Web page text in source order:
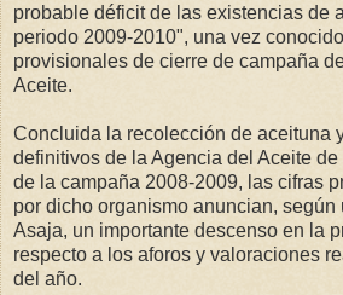
probable déficit de las existencias de
periodo 2009-2010", una vez
provisionales de cierre de campaña
Aceite.
Concluida la recolección de aceituna
definitivos de la Agencia del Aceite
de la campaña 2008-2009, las cifras
por dicho organismo anuncian, según
Asaja, un importante descenso en la
respecto a los aforos y valoraciones
del año.